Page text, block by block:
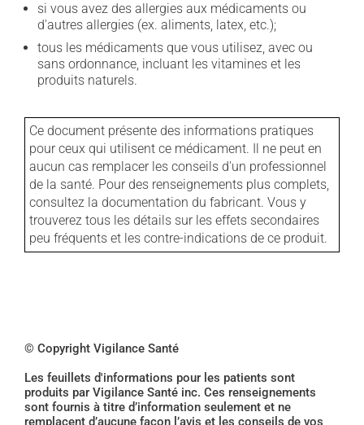
si vous avez des allergies aux médicaments ou
d'autres allergies (ex. aliments, latex, etc.);
tous les médicaments que vous utilisez, avec ou
sans ordonnance, incluant les vitamines et les
produits naturels.
Ce document présente des informations pratiques
pour ceux qui utilisent ce médicament. Il ne peut en
aucun cas remplacer les conseils d'un professionnel
de la santé. Pour des renseignements plus complets,
consultez la documentation du fabricant. Vous y
trouverez tous les détails sur les effets secondaires
peu fréquents et les contre-indications de ce produit.
© Copyright Vigilance Santé
Les feuillets d'informations pour les patients sont
produits par Vigilance Santé inc. Ces renseignements
sont fournis à titre d’information seulement et ne
remplacent d’aucune façon l’avis et les conseils de vos